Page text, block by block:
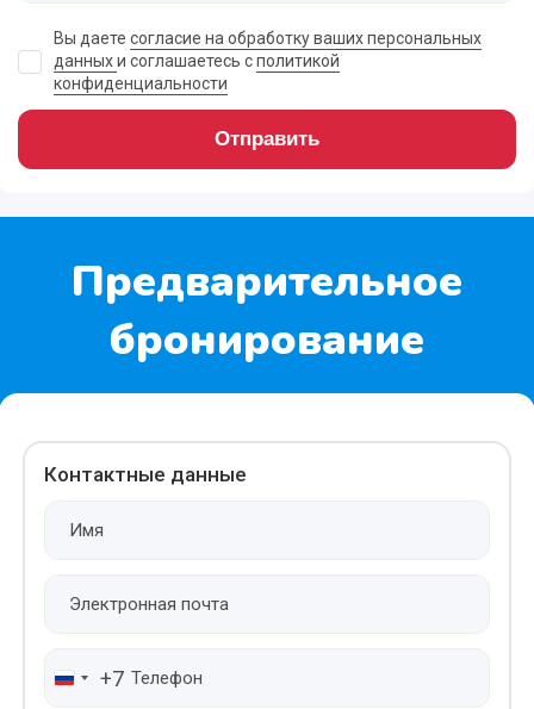
Вы даете согласие на обработку ваших персональных
данныхи соглашаетесь сполитикой
конфиденциальности
Отправить
Предварительное
бронирование
Контактные данные
+7